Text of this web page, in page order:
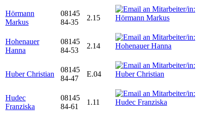
Hörmann
Markus
08145
84-35
2.15
Hohenauer
Hanna
08145
84-53
2.14
Huber Christian
08145
84-47
E.04
Hudec
Franziska
08145
84-61
1.11